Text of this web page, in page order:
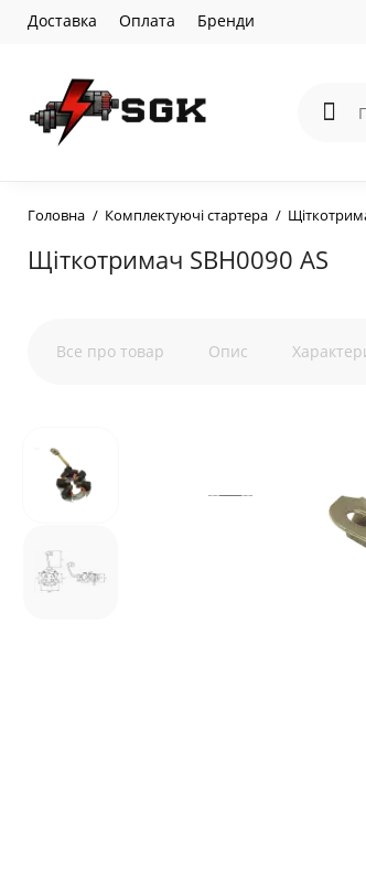
Доставка Оплата Бренди
Головна Комплектуючі стартера
Щіткотримач SBH0090 AS
Все про товар Опис